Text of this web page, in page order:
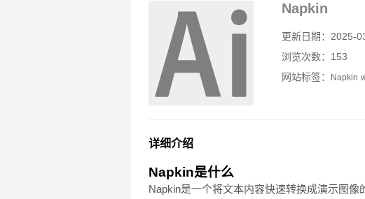
Napkin
更新日期：2025-
浏览次数：153
网站标签：
Napkin
详细介绍
Napkin是什么
Napkin是一个将文本内容快速转换成演示图